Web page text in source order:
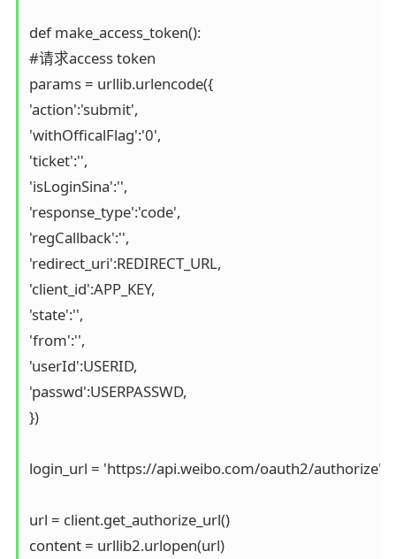
def make_access_token():
#请求access token
params = urllib.urlencode({
'action':'submit',
'withOfficalFlag':'0',
'ticket':'',
'isLoginSina':'',
'response_type':'code',
'regCallback':'',
'redirect_uri':REDIRECT_URL,
'client_id':APP_KEY,
'state':'',
'from':'',
'userId':USERID,
'passwd':USERPASSWD,
})
login_url = 'https://api.weibo.com/oauth2/authorize'
url = client.get_authorize_url()
content = urllib2.urlopen(url)